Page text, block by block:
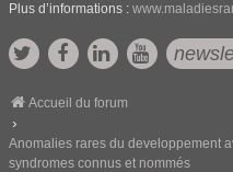
Plus d’informations :
Accueil du forum
Anomalies rares du developpement
syndromes connus et nommés